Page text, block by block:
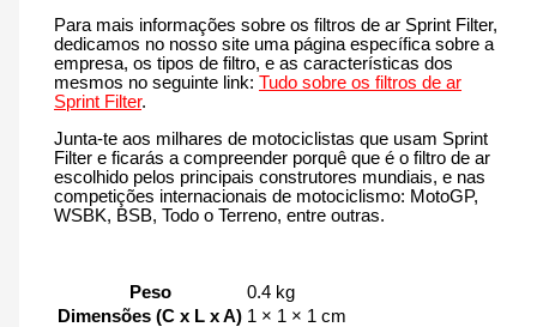
Para mais informações sobre os filtros de ar Sprint Filter,
dedicamos no nosso site uma página específica sobre a
empresa, os tipos de filtro, e as características dos
mesmos no seguinte link:Tudo sobre os filtros de ar
Sprint Filter.
Junta-te aos milhares de motociclistas que usam Sprint
Filter e ficarás a compreender porquê que é o filtro de ar
escolhido pelos principais construtores mundiais, e nas
competições internacionais de motociclismo: MotoGP,
WSBK, BSB, Todo o Terreno, entre outras.
Peso
0.4 kg
Dimensões (C x L x A) 1 × 1 × 1 cm